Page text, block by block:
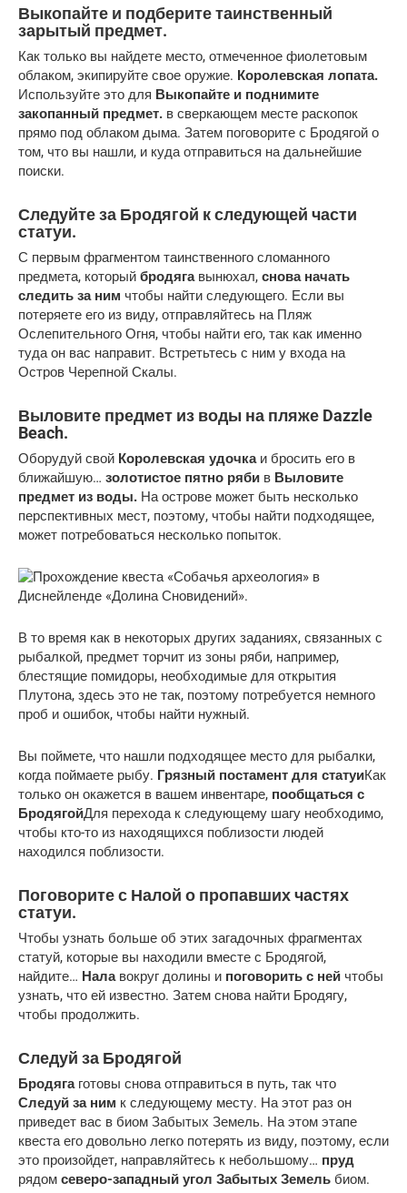
Выкопайте и подберите таинственный
зарытый предмет.
Как только вы найдете место, отмеченное фиолетовым
облаком, экипируйте свое оружие. Королевская лопата.
Используйте это для Выкопайте и поднимите
закопанный предмет. в сверкающем месте раскопок
прямо под облаком дыма. Затем поговорите с Бродягой о
том, что вы нашли, и куда отправиться на дальнейшие
поиски.
Следуйте за Бродягой к следующей части
статуи.
С первым фрагментом таинственного сломанного
предмета, который бродяга вынюхал, снова начать
следить за ним чтобы найти следующего. Если вы
потеряете его из виду, отправляйтесь на Пляж
Ослепительного Огня, чтобы найти его, так как именно
туда он вас направит. Встретьтесь с ним у входа на
Остров Черепной Скалы.
Выловите предмет из воды на пляже Dazzle
Beach.
Оборудуй свой Королевская удочкаи бросить его в
ближайшую… золотистое пятно ряби в Выловите
предмет из воды. На острове может быть несколько
перспективных мест, поэтому, чтобы найти подходящее,
может потребоваться несколько попыток.
В то время как в некоторых других заданиях, связанных с
рыбалкой, предмет торчит из зоны ряби, например,
блестящие помидоры, необходимые для открытия
Плутона, здесь это не так, поэтому потребуется немного
проб и ошибок, чтобы найти нужный.
Вы поймете, что нашли подходящее место для рыбалки,
когда поймаете рыбу. Грязный постамент для статуиКак
только он окажется в вашем инвентаре, пообщаться с
БродягойДля перехода к следующему шагу необходимо,
чтобы кто-то из находящихся поблизости людей
находился поблизости.
Поговорите с Налой о пропавших частях
статуи.
Чтобы узнать больше об этих загадочных фрагментах
статуй, которые вы находили вместе с Бродягой,
найдите… Нала вокруг долины и поговорить с ней чтобы
узнать, что ей известно. Затем снова найти Бродягу,
чтобы продолжить.
Следуй за Бродягой
Бродягаготовы снова отправиться в путь, так что
Следуй за ним к следующему месту. На этот раз он
приведет вас в биом Забытых Земель. На этом этапе
квеста его довольно легко потерять из виду, поэтому, если
это произойдет, направляйтесь к небольшому… пруд
рядом северо-западный угол Забытых Земель биом.